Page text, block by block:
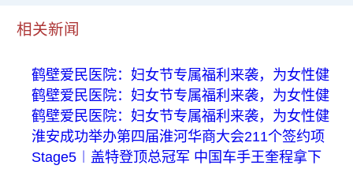
相关新闻
鹤壁爱民医院：妇女节专属福利来袭，为女性健
鹤壁爱民医院：妇女节专属福利来袭，为女性健
鹤壁爱民医院：妇女节专属福利来袭，为女性健
淮安成功举办第四届淮河华商大会211个签约项
Stage5︱盖特登顶总冠军 中国车手王奎程拿下